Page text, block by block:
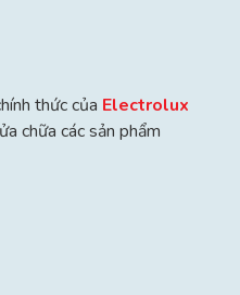
thức của Electrolux
chữa các sản phẩm